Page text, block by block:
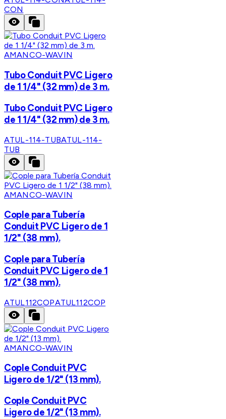
CON
AMANCO-WAVIN
Tubo Conduit PVC Ligero
de 1 1/4" (32 mm) de 3 m.
Tubo Conduit PVC Ligero
de 1 1/4" (32 mm) de 3 m.
ATUL-114-TUBATUL-114-
TUB
AMANCO-WAVIN
Cople para Tubería
Conduit PVC Ligero de 1
1/2" (38 mm).
Cople para Tubería
Conduit PVC Ligero de 1
1/2" (38 mm).
ATUL112COPATUL112COP
AMANCO-WAVIN
Cople Conduit PVC
Ligero de 1/2" (13 mm).
Cople Conduit PVC
Ligero de 1/2" (13 mm).